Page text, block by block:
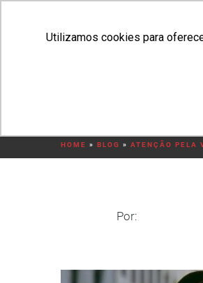
Utilizamos cookies para
HOME » BLOG » ATENÇÃO PELA
Por: